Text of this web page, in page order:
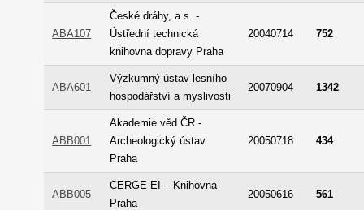
ABA107
České dráhy, a.s. -
Ústřední technická
knihovna dopravy Praha
20040714 752
ABA601
Výzkumný ústav lesního
hospodářství a myslivosti
20070904 1342
ABB001
Akademie věd ČR -
Archeologický ústav
Praha
20050718 434
ABB005
CERGE-EI – Knihovna
Praha
20050616 561